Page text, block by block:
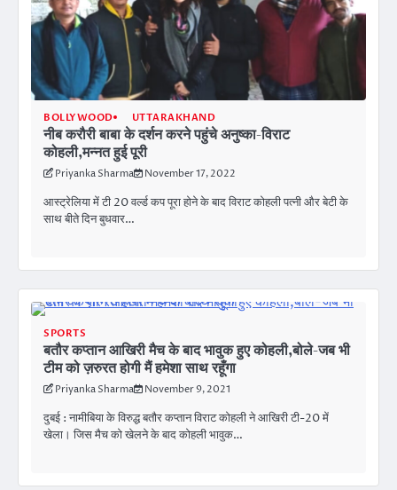
BOLLYWOOD UTTARAKHAND
नीब करौरी बाबा के दर्शन करने पहुंचे अनुष्का-विराट
कोहली,मन्नत हुई पूरी
Priyanka Sharma November 17, 2022
आस्ट्रेलिया में टी 20 वर्ल्ड कप पूरा होने के बाद विराट कोहली पत्नी और बेटी के
साथ बीते दिन बुधवार…
SPORTS
बतौर कप्तान आखिरी मैच के बाद भावुक हुए कोहली,बोले-जब भी
टीम को ज़रुरत होगी मैं हमेशा साथ रहूँगा
Priyanka Sharma November 9, 2021
दुबई : नामीबिया के विरुद्ध बतौर कप्तान विराट कोहली ने आखिरी टी-20 में
खेला। जिस मैच को खेलने के बाद कोहली भावुक…